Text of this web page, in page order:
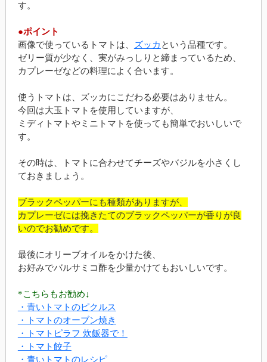
す。
●ポイント
画像で使っているトマトは、 ズッカ という品種です。
ゼリー質が少なく、実がみっしりと締まっているため、
カプレーゼなどの料理によく合います。
使うトマトは、ズッカにこだわる必要はありません。
今回は大玉トマトを使用していますが、
ミディトマトやミニトマトを使っても簡単でおいしいで
す。
その時は、トマトに合わせてチーズやバジルを小さくし
ておきましょう。
ブラックペッパーにも種類がありますが、
カプレーゼには挽きたてのブラックペッパーが香りが良
いのでお勧めです。
最後にオリーブオイルをかけた後、
お好みでバルサミコ酢を少量かけてもおいしいです。
*こちらもお勧め↓
・青いトマトのピクルス
・トマトのオーブン焼き
・トマトピラフ 炊飯器で！
・トマト餃子
・青いトマトのレシピ